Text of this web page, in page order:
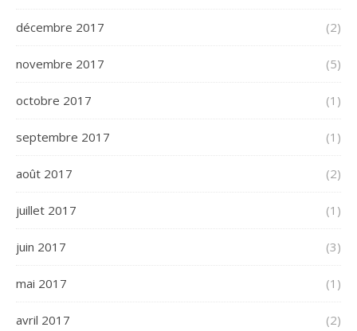
décembre 2017 (2)
novembre 2017 (5)
octobre 2017 (1)
septembre 2017 (1)
août 2017 (2)
juillet 2017 (1)
juin 2017 (3)
mai 2017 (1)
avril 2017 (2)